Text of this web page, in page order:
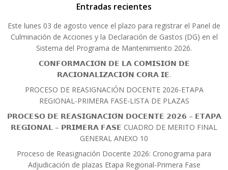
Entradas recientes
Este lunes 03 de agosto vence el plazo para registrar el Panel de
Culminación de Acciones y la Declaración de Gastos (DG) en el
Sistema del Programa de Mantenimiento 2026.
𝗖𝗢𝗡𝗙𝗢𝗥𝗠𝗔𝗖𝗜𝗢́𝗡 𝗗𝗘 𝗟𝗔 𝗖𝗢𝗠𝗜𝗦𝗜𝗢́𝗡 𝗗𝗘
𝗥𝗔𝗖𝗜𝗢𝗡𝗔𝗟𝗜𝗭𝗔𝗖𝗜𝗢́𝗡 𝗖𝗢𝗥𝗔 𝗜𝗘.
PROCESO DE REASIGNACIÓN DOCENTE 2026-ETAPA
REGIONAL-PRIMERA FASE-LISTA DE PLAZAS
𝗣𝗥𝗢𝗖𝗘𝗦𝗢 𝗗𝗘 𝗥𝗘𝗔𝗦𝗜𝗚𝗡𝗔𝗖𝗜𝗢́𝗡 𝗗𝗢𝗖𝗘𝗡𝗧𝗘 𝟮𝟬𝟮𝟲 – 𝗘𝗧𝗔𝗣𝗔
𝗥𝗘𝗚𝗜𝗢𝗡𝗔𝗟 – 𝗣𝗥𝗜𝗠𝗘𝗥𝗔 𝗙𝗔𝗦𝗘 CUADRO DE MERITO FINAL
GENERAL ANEXO 10
Proceso de Reasignación Docente 2026: Cronograma para
Adjudicación de plazas Etapa Regional-Primera Fase